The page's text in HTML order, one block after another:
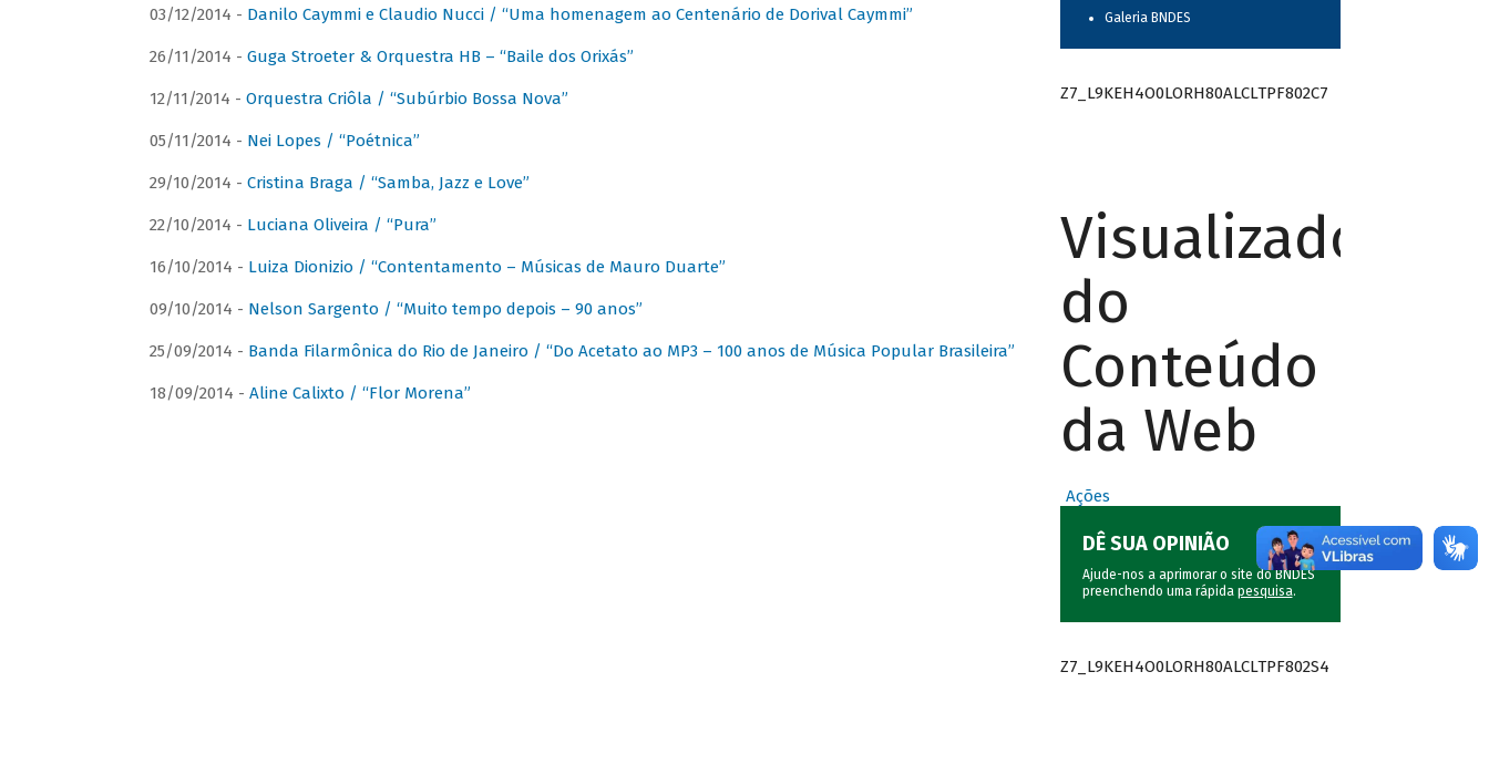
03/12/2014 - Danilo Caymmi e Claudio Nucci / “Uma homenagem ao Centenário de Dorival Caymmi”
26/11/2014 - Guga Stroeter & Orquestra HB – “Baile dos Orixás”
12/11/2014 - Orquestra Criôla / “Subúrbio Bossa Nova”
05/11/2014 - Nei Lopes / “Poétnica”
29/10/2014 - Cristina Braga / “Samba, Jazz e Love”
22/10/2014 - Luciana Oliveira / “Pura”
16/10/2014 - Luiza Dionizio / “Contentamento – Músicas de Mauro Duarte”
09/10/2014 - Nelson Sargento / “Muito tempo depois – 90 anos”
25/09/2014 - Banda Filarmônica do Rio de Janeiro / “Do Acetato ao MP3 – 100 anos de Música Popular Brasileira”
18/09/2014 - Aline Calixto / “Flor Morena”
Galeria BNDES
Z7_L9KEH4O0LORH80ALCLTPF802C7
Visualizador
do
Conteúdo
da Web
Ações
DÊ SUA OPINIÃO
Ajude-nos a aprimorar o site do BNDES
preenchendo uma rápida pesquisa.
Z7_L9KEH4O0LORH80ALCLTPF802S4